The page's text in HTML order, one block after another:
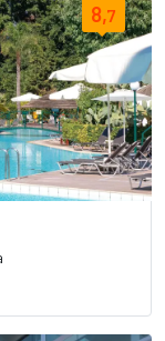
8,7